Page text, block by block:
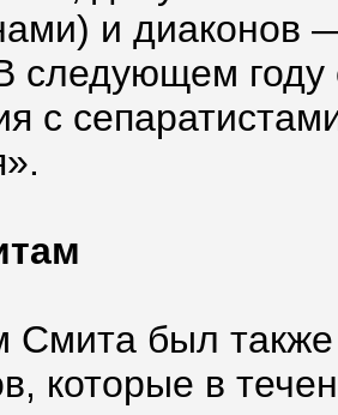
и диаконов
следующем году
с
Смита был
которые в